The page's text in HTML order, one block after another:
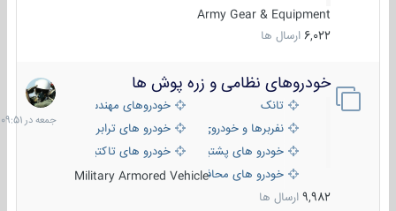
Army Gear & Equipment
6,022 ارسال ها
خودروهای نظامی و زره پوش ها
تانک
خودروهای مهندسی
نفربرها و خودروی های رزمی پیاده نظام
خودرو های ترابری نظامی
خودرو های پشتیبانی آتش ، شناسایی و ضد تانک
خودرو های تاکتیکی نظامی
خودرو های محافظت شدهMilitary Armored Vehicle
9,982 ارسال ها
جمعه
در
09:51